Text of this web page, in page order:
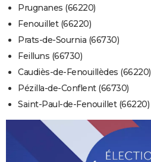
Prugnanes (66220)
Fenouillet (66220)
Prats-de-Sournia (66730)
Feilluns (66730)
Caudiès-de-Fenouillèdes (66220)
Pézilla-de-Conflent (66730)
Saint-Paul-de-Fenouillet (66220)